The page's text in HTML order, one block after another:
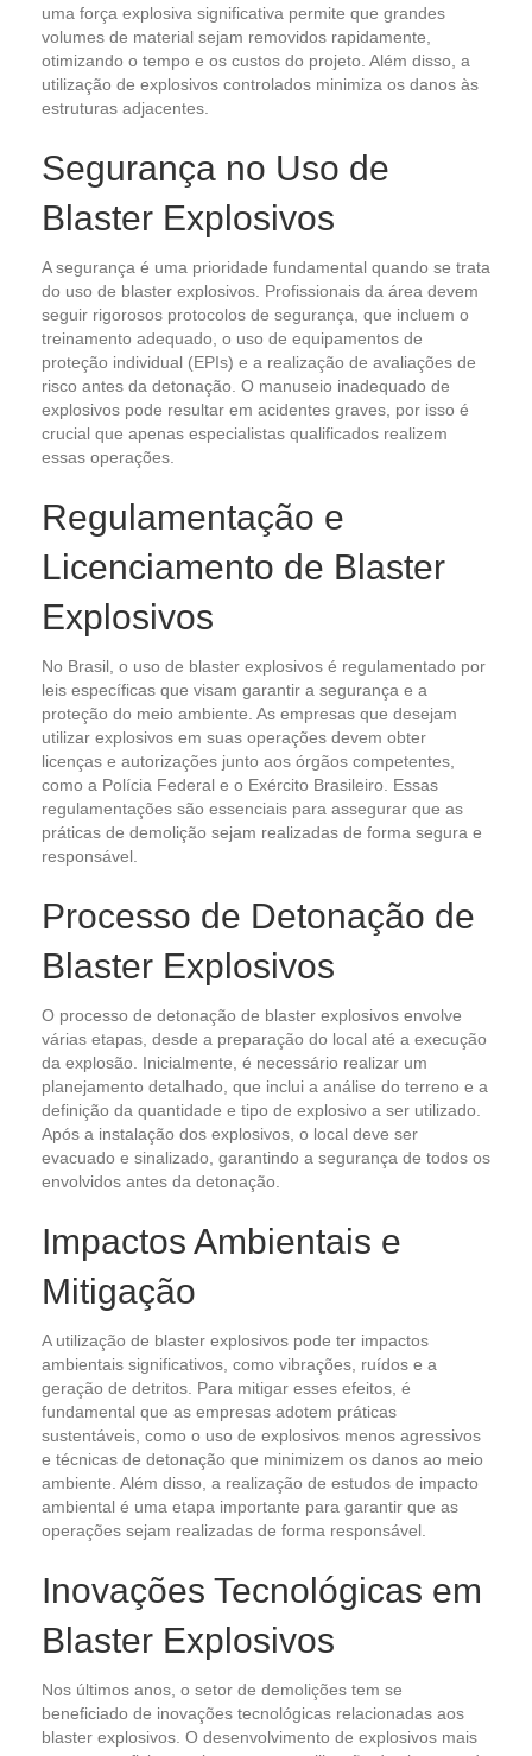
uma força explosiva significativa permite que grandes
volumes de material sejam removidos rapidamente,
otimizando o tempo e os custos do projeto. Além disso, a
utilização de explosivos controlados minimiza os danos às
estruturas adjacentes.
Segurança no Uso de
Blaster Explosivos
A segurança é uma prioridade fundamental quando se trata
do uso de blaster explosivos. Profissionais da área devem
seguir rigorosos protocolos de segurança, que incluem o
treinamento adequado, o uso de equipamentos de
proteção individual (EPIs) e a realização de avaliações de
risco antes da detonação. O manuseio inadequado de
explosivos pode resultar em acidentes graves, por isso é
crucial que apenas especialistas qualificados realizem
essas operações.
Regulamentação e
Licenciamento de Blaster
Explosivos
No Brasil, o uso de blaster explosivos é regulamentado por
leis específicas que visam garantir a segurança e a
proteção do meio ambiente. As empresas que desejam
utilizar explosivos em suas operações devem obter
licenças e autorizações junto aos órgãos competentes,
como a Polícia Federal e o Exército Brasileiro. Essas
regulamentações são essenciais para assegurar que as
práticas de demolição sejam realizadas de forma segura e
responsável.
Processo de Detonação de
Blaster Explosivos
O processo de detonação de blaster explosivos envolve
várias etapas, desde a preparação do local até a execução
da explosão. Inicialmente, é necessário realizar um
planejamento detalhado, que inclui a análise do terreno e a
definição da quantidade e tipo de explosivo a ser utilizado.
Após a instalação dos explosivos, o local deve ser
evacuado e sinalizado, garantindo a segurança de todos os
envolvidos antes da detonação.
Impactos Ambientais e
Mitigação
A utilização de blaster explosivos pode ter impactos
ambientais significativos, como vibrações, ruídos e a
geração de detritos. Para mitigar esses efeitos, é
fundamental que as empresas adotem práticas
sustentáveis, como o uso de explosivos menos agressivos
e técnicas de detonação que minimizem os danos ao meio
ambiente. Além disso, a realização de estudos de impacto
ambiental é uma etapa importante para garantir que as
operações sejam realizadas de forma responsável.
Inovações Tecnológicas em
Blaster Explosivos
Nos últimos anos, o setor de demolições tem se
beneficiado de inovações tecnológicas relacionadas aos
blaster explosivos. O desenvolvimento de explosivos mais